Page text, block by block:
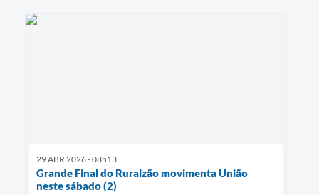
29 ABR 2026 - 08h13
Grande Final do Ruralzão movimenta União
neste sábado (2)